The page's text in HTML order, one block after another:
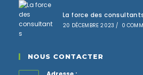
La force des
20 DÉCEMBRE 2023 / 0
NOUS CONTACTER